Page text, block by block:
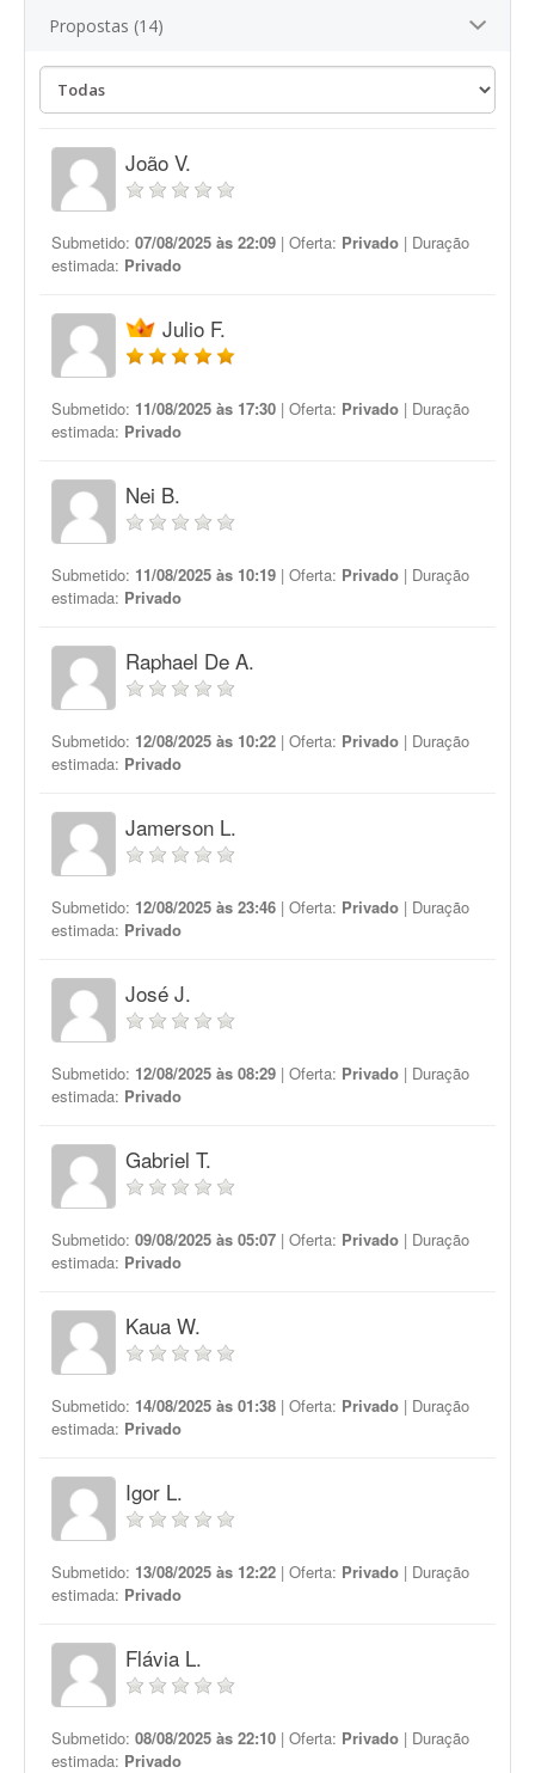
Propostas (14)
João V.
Submetido: 07/08/2025 às 22:09 | Oferta: Privado | Duração
estimada: Privado
Julio F.
Submetido: 11/08/2025 às 17:30 | Oferta: Privado | Duração
estimada: Privado
Nei B.
Submetido: 11/08/2025 às 10:19 | Oferta: Privado | Duração
estimada: Privado
Raphael De A.
Submetido: 12/08/2025 às 10:22 | Oferta: Privado | Duração
estimada: Privado
Jamerson L.
Submetido: 12/08/2025 às 23:46 | Oferta: Privado | Duração
estimada: Privado
José J.
Submetido: 12/08/2025 às 08:29 | Oferta: Privado | Duração
estimada: Privado
Gabriel T.
Submetido: 09/08/2025 às 05:07 | Oferta: Privado | Duração
estimada: Privado
Kaua W.
Submetido: 14/08/2025 às 01:38 | Oferta: Privado | Duração
estimada: Privado
Igor L.
Submetido: 13/08/2025 às 12:22 | Oferta: Privado | Duração
estimada: Privado
Flávia L.
Submetido: 08/08/2025 às 22:10 | Oferta: Privado | Duração
estimada: Privado